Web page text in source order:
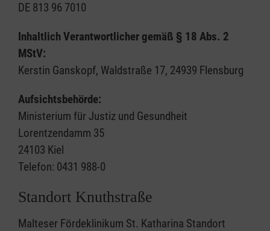
DE 813 96 7010
Inhaltlich Verantwortlicher gemäß § 18 Abs. 2
MStV:
Kerstin Ganskopf, Waldstraße 17, 24939 Flensburg
Aufsichtsbehörde:
Ministerium für Justiz und Gesundheit
Lorentzendamm 35
24103 Kiel
Telefon: 0431 988-0
Standort Knuthstraße
Malteser Fördeklinikum St. Katharina Standort